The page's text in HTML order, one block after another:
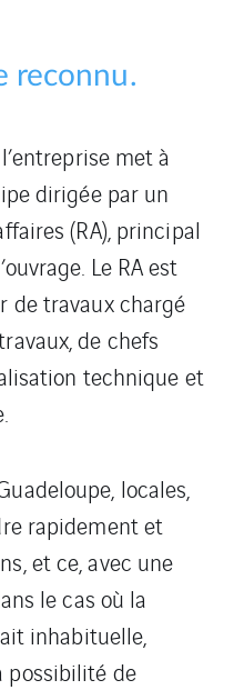
reconnu.
met à
dirigée par un
(RA), principal
Le RA est
de travaux chargé
de chefs
technique et
locales,
rapidement et
et ce, avec une
le cas où la
inhabituelle,
possibilité de